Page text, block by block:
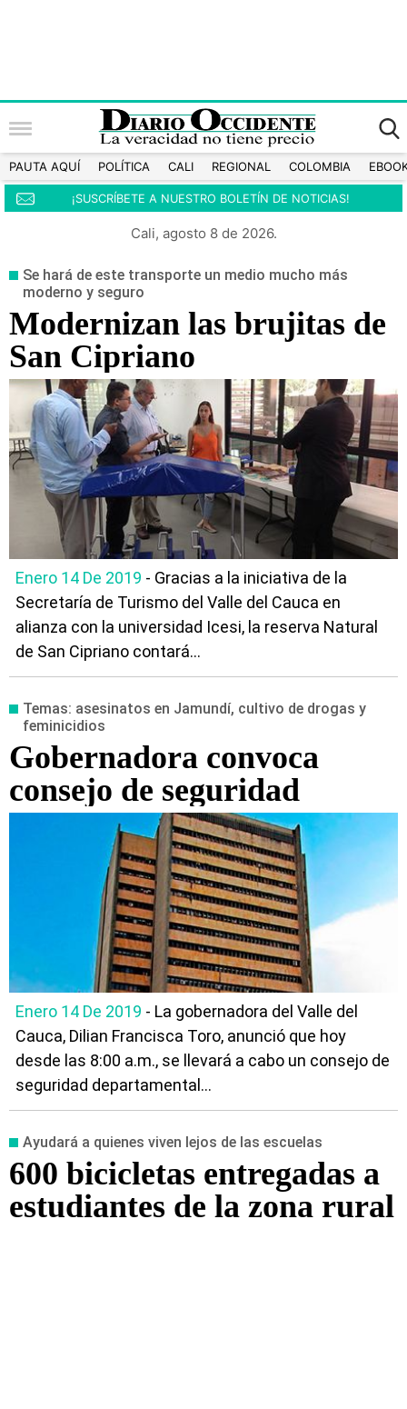
PAUTA AQUÍ POLÍTICA CALI REGIONAL COLOMBIA
¡SUSCRÍBETE A NUESTRO BOLETÍN DE NOTICIAS!
Cali, agosto 8 de 2026.
Se hará de este transporte un medio mucho más
moderno y seguro
Modernizan las brujitas de
San Cipriano
Enero 14 De 2019 - Gracias a la iniciativa de la
Secretaría de Turismo del Valle del Cauca en
alianza con la universidad Icesi, la reserva Natural
de San Cipriano contará...
Temas: asesinatos en Jamundí, cultivo de drogas y
feminicidios
Gobernadora convoca
consejo de seguridad
Enero 14 De 2019 - La gobernadora del Valle del
Cauca, Dilian Francisca Toro, anunció que hoy
desde las 8:00 a.m., se llevará a cabo un consejo de
seguridad departamental...
Ayudará a quienes viven lejos de las escuelas
600 bicicletas entregadas a
estudiantes de la zona rural